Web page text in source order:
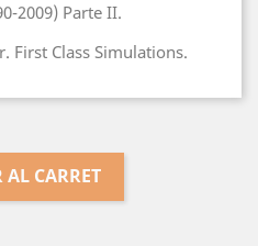
2009) Parte II.
First Class Simulations.
AL CARRET